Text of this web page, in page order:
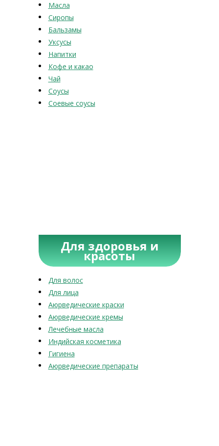
Масла
Сиропы
Бальзамы
Уксусы
Напитки
Кофе и какао
Чай
Соусы
Соевые соусы
Для здоровья и
красоты
Для волос
Для лица
Аюрведические краски
Аюрведические кремы
Лечебные масла
Индийская косметика
Гигиена
Аюрведические препараты